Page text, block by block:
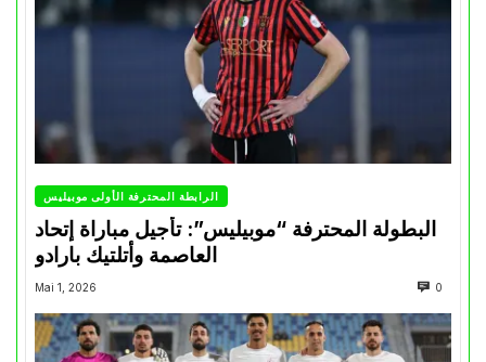
الرابطة المحترفة الأولى موبيليس
البطولة المحترفة “موبيليس”: تأجيل مباراة إتحاد
العاصمة وأتلتيك بارادو
Mai 1, 2026 0